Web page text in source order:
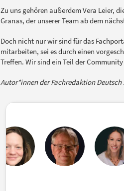
Zu uns gehören außerdem Vera Leier,
Granas, der unserer Team ab dem
Doch nicht nur wir sind für das
mitarbeiten, sei es durch einen
Treffen. Wir sind ein Teil der
Autor*innen der Fachredaktion